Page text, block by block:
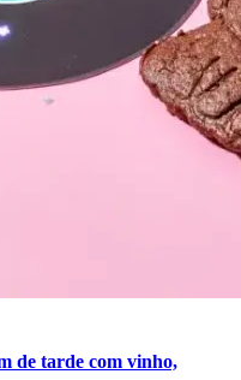
de tarde com vinho,